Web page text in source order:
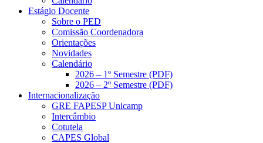
Estágio Docente
Sobre o PED
Comissão Coordenadora
Orientações
Novidades
Calendário
2026 – 1º Semestre (PDF)
2026 – 2º Semestre (PDF)
Internacionalização
GRE FAPESP Unicamp
Intercâmbio
Cotutela
CAPES Global